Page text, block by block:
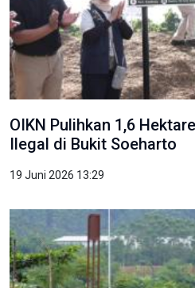
OIKN Pulihkan 1,6
Ilegal di Bukit Soeharto
19 Juni 2026 13:29